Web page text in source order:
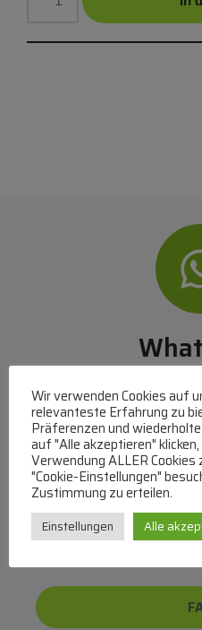
(MO-DO 8-17, FR 8-
Bei uns können Sie
Überweisung
MasterCard
Wir verwenden Cookies auf
relevanteste Erfahrung zu
Präferenzen und
auf "Alle akzeptieren"
Verwendung ALLER Cookies
"Cookie-Einstellungen"
Zustimmung zu erteilen.
Einstellungen Alle